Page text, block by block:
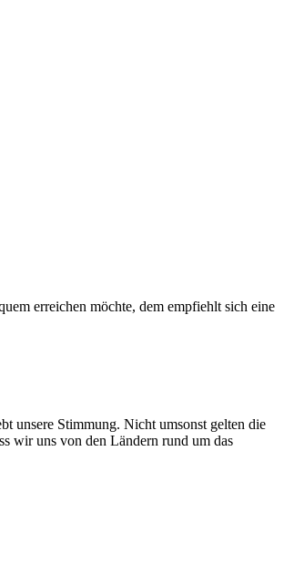
erreichen möchte, dem empfiehlt sich eine
unsere Stimmung. Nicht umsonst gelten die
wir uns von den Ländern rund um das